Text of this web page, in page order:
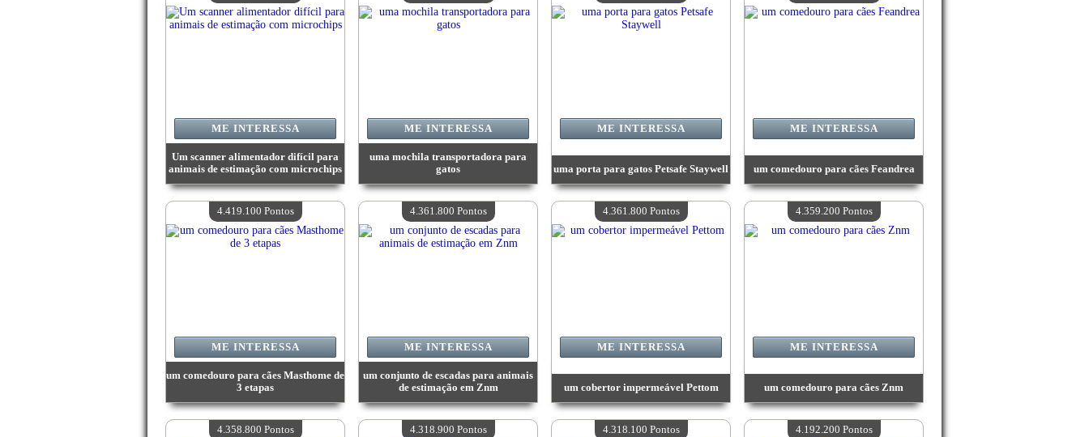
Um scanner alimentador difícil para
animais de estimação com microchips
Valor:4 528 800 Pontos
Quantidade disponível:4
ME INTERESSA
uma mochila transportadora para
gatos
Valor:4 446 100 Pontos
Quantidade disponível:4
ME INTERESSA
uma porta para gatos Petsafe Staywell
Valor:4 446 100 Pontos
Quantidade disponível:4
ME INTERESSA
um comedouro para cães Feandrea
Valor:4 444 500 Pontos
Quantidade disponível:4
ME INTERESSA
um comedouro para cães Masthome de
3 etapas
Valor:4 419 100 Pontos
Quantidade disponível:4
ME INTERESSA
4.419.100 Pontos
um conjunto de escadas para animais
de estimação em Znm
Valor:4 361 800 Pontos
Quantidade disponível:4
ME INTERESSA
4.361.800 Pontos
um cobertor impermeável Pettom
Valor:4 361 800 Pontos
Quantidade disponível:4
ME INTERESSA
4.361.800 Pontos
um comedouro para cães Znm
Valor:4 359 200 Pontos
Quantidade disponível:4
ME INTERESSA
4.359.200 Pontos
4.358.800 Pontos 4.318.900 Pontos 4.318.100 Pontos 4.192.200 Pontos